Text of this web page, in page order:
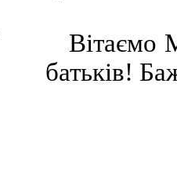
Вітаємо
батьків!